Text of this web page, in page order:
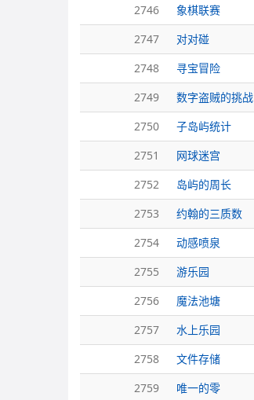
2746 象棋联赛
2747 对对碰
2748 寻宝冒险
2749 数字盗贼的挑战
2750 子岛屿统计
2751 网球迷宫
2752 岛屿的周长
2753 约翰的三质数
2754 动感喷泉
2755 游乐园
2756 魔法池塘
2757 水上乐园
2758 文件存储
2759 唯一的零